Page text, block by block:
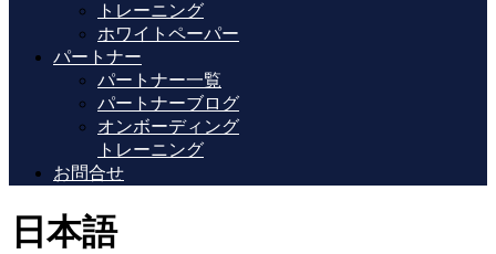
トレーニング
ホワイトペーパー
パートナー
パートナー一覧
パートナーブログ
オンボーディング
トレーニング
お問合せ
日本語